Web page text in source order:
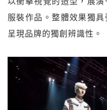
服裝作品。整體效果獨
呈現品牌的獨創辨識性。